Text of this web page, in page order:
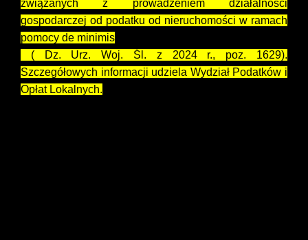
związanych z prowadzeniem działalności
gospodarczej od podatku od nieruchomości w ramach
pomocy de minimis
( Dz. Urz. Woj. Śl. z 2024 r., poz. 1629).
Szczegółowych informacji udziela Wydział Podatków i
Opłat Lokalnych.